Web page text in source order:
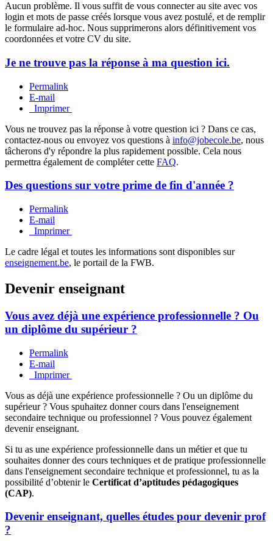
Aucun problème. Il vous suffit de vous connecter au site avec vos
login et mots de passe créés lorsque vous avez postulé, et de remplir
le formulaire ad-hoc. Nous supprimerons alors définitivement vos
coordonnées et votre CV du site.
Je ne trouve pas la réponse à ma question ici.
Permalink
E-mail
Imprimer
Vous ne trouvez pas la réponse à votre question ici ? Dans ce cas,
contactez-nous ou envoyez vos questions à info@jobecole.be, nous
tâcherons d'y répondre la plus rapidement possible. Cela nous
permettra également de compléter cette FAQ.
Des questions sur votre prime de fin d'année ?
Permalink
E-mail
Imprimer
Le cadre légal et toutes les informations sont disponibles sur
enseignement.be, le portail de la FWB.
Devenir enseignant
Vous avez déjà une expérience professionnelle ? Ou
un diplôme du supérieur ?
Permalink
E-mail
Imprimer
Vous as déjà une expérience professionnelle ? Ou un diplôme du
supérieur ? Vous spuhaitez donner cours dans l'enseignement
secondaire technique ou professionnel ? Vous pouvez également
devenir enseignant.
Si tu as une expérience professionnelle dans un métier et que tu
souhaites donner des cours techniques et de pratique professionnelle
dans l'enseignement secondaire technique et professionnel, tu as la
possibilité d’obtenir le Certificat d’aptitudes pédagogiques
(CAP).
Devenir enseignant, quelles études pour devenir prof
?